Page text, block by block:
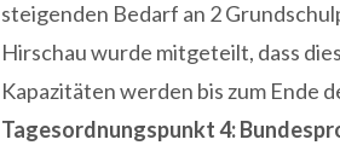
steigenden Bedarf an 2
Hirschau wurde mitgeteilt, dass
Kapazitäten werden bis zum Ende
Tagesordnungspunkt 4: